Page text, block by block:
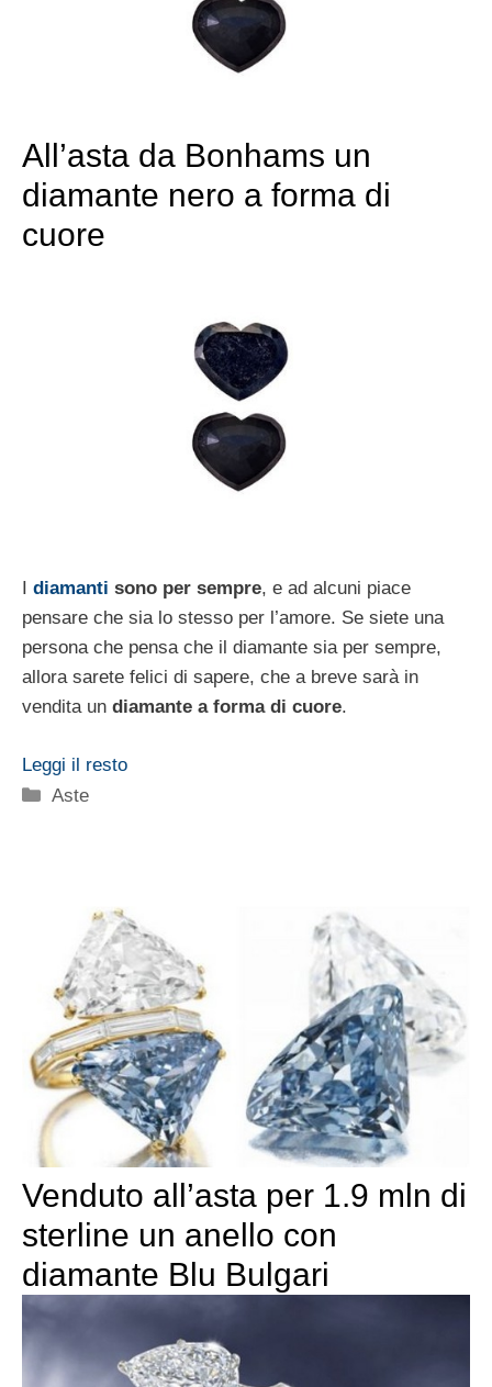
All’asta da Bonhams un
diamante nero a forma di
cuore
diamanti sono per sempre, e ad alcuni piace
pensare che sia lo stesso per l’amore. Se siete una
persona che pensa che il diamante sia per sempre,
allora sarete felici di sapere, che a breve sarà in
vendita un diamante a forma di cuore.
Leggi il resto
Categorie
Aste
Venduto all’asta per 1.9 mln di
sterline un anello con
diamante Blu Bulgari